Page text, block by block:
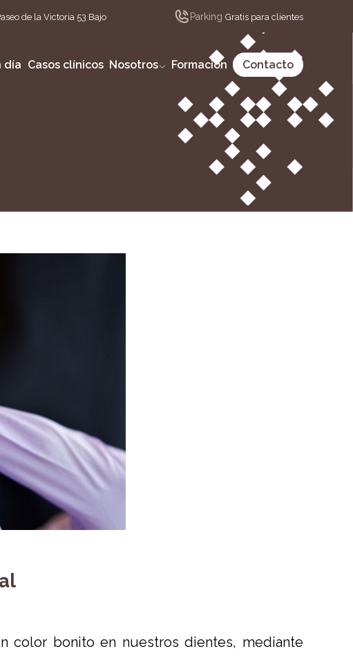
de la Victoria 53 Bajo Parking Gratis para clientes
día Casos clínicos Nosotros Formación Contacto
color bonito en nuestros dientes, mediante